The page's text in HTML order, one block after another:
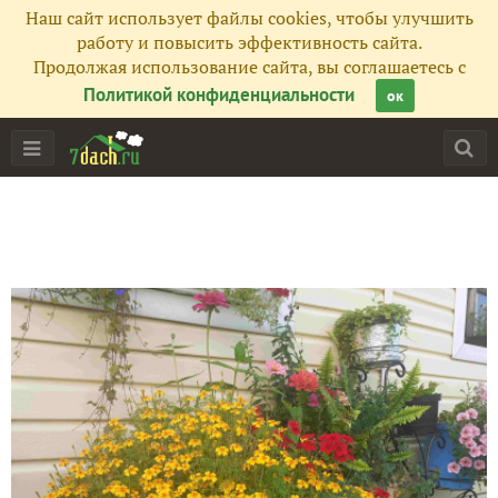
Наш сайт использует файлы cookies, чтобы улучшить
работу и повысить эффективность сайта.
Продолжая использование сайта, вы соглашаетесь с
Политикой конфиденциальности
ок
Все публикации 49
Фото 57
Сейчас обсуждают